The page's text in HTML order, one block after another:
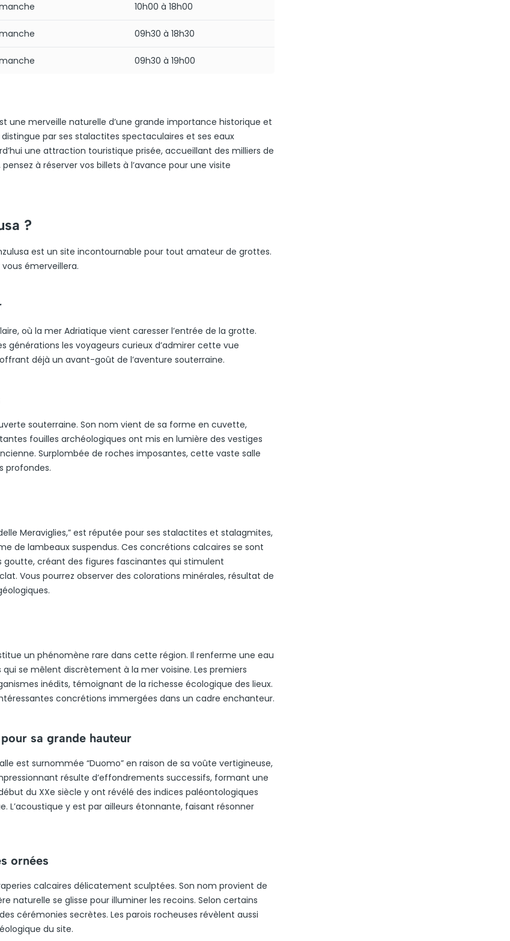
10h00 à 18h00
09h30 à 18h30
09h30 à 19h00
une merveille naturelle d’une grande importance historique et
par ses stalactites spectaculaires et ses eaux
une attraction touristique prisée, accueillant des milliers de
à réserver vos billets à l’avance pour une visite
?
est un site incontournable pour tout amateur de grottes.
émerveillera.
où la mer Adriatique vient caresser l’entrée de la grotte.
générations les voyageurs curieux d’admirer cette vue
déjà un avant-goût de l’aventure souterraine.
souterraine. Son nom vient de sa forme en cuvette,
fouilles archéologiques ont mis en lumière des vestiges
Surplombée de roches imposantes, cette vaste salle
profondes.
Meraviglies,” est réputée pour ses stalactites et stalagmites,
de lambeaux suspendus. Ces concrétions calcaires se sont
créant des figures fascinantes qui stimulent
Vous pourrez observer des colorations minérales, résultat de
un phénomène rare dans cette région. Il renferme une eau
se mêlent discrètement à la mer voisine. Les premiers
inédits, témoignant de la richesse écologique des lieux.
concrétions immergées dans un cadre enchanteur.
sa grande hauteur
est surnommée “Duomo” en raison de sa voûte vertigineuse,
résulte d’effondrements successifs, formant une
du XXe siècle y ont révélé des indices paléontologiques
y est par ailleurs étonnante, faisant résonner
ornées
calcaires délicatement sculptées. Son nom provient de
naturelle se glisse pour illuminer les recoins. Selon certains
cérémonies secrètes. Les parois rocheuses révèlent aussi
du site.